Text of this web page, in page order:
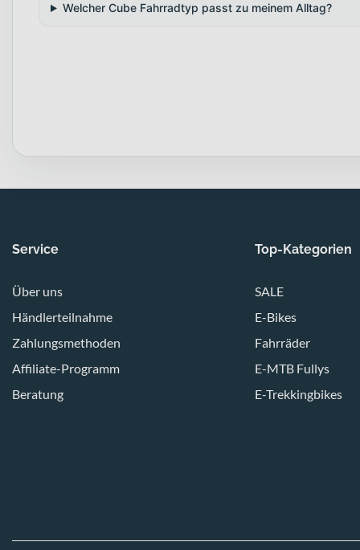
Welcher Cube Fahrradtyp passt zu meinem Alltag?
Service
Über uns
Händlerteilnahme
Zahlungsmethoden
Affiliate-Programm
Beratung
Top-Kategorien
SALE
E-Bikes
Fahrräder
E-MTB Fullys
E-Trekkingbikes